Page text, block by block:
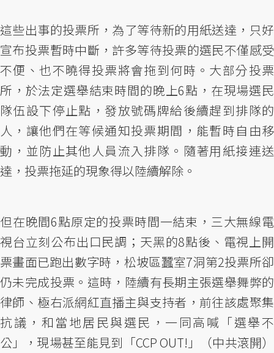
這些出事的投票所，為了等待新的用紙送達，只好
宣布投票暫時中斷，許多等待投票的選民不僅感受
不便、也不曉得投票將會拖到何時。大部分投票
所，於法定選舉結束時間的晚上6點，在現場選民
隊伍設下停止點，發放號碼牌給後續趕到排隊的
人，讓他們在等候通知投票期間，能暫時自由移
動，並防止其他人員流入排隊。隨著用紙接連送
達，投票拖延的現象得以陸續解除。
但在晚間6點原定的投票時間一結束，三大無線電
視台立刻公布出口民調；天黑的8點後、電視上開
票畫面已跑出數字時，松坡區蠶室7洞第2投票所卻
仍未完成投票。這時，陸續有長期主張選舉舞弊的
律師、極右派網紅直播主與支持者，前往該處聚集
抗議，和當地居民與選民，一同高喊「選舉不
公」，現場甚至能見到「CCP OUT!」（中共滾開）